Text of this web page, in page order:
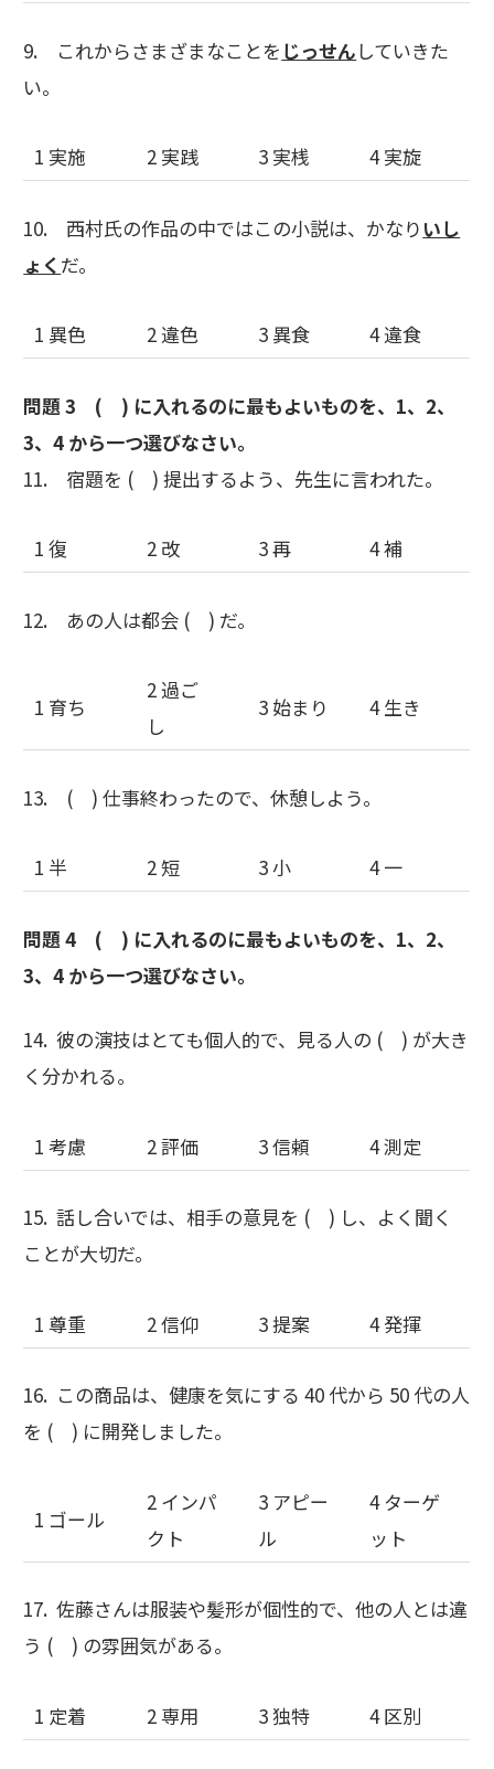
9. これからさまざまなことを じっせん していきた
い。
1 実施 2 実践 3 実桟 4 実旋
10. 西村氏の作品の中ではこの小説は、かなり いし
ょく だ。
1 異色 2 違色 3 異食 4 違食
問題 3 ( ) に入れるのに最もよいものを、1、2、
3、4 から一つ選びなさい。
11. 宿題を ( ) 提出するよう、先生に言われた。
1 復 2 改 3 再 4 補
12. あの人は都会 ( ) だ。
1 育ち
2 過ご
し
3 始まり 4 生き
13. ( ) 仕事終わったので、休憩しよう。
1 半 2 短 3 小 4 一
問題 4 ( ) に入れるのに最もよいものを、1、2、
3、4 から一つ選びなさい。
14. 彼の演技はとても個人的で、見る人の ( ) が大き
く分かれる。
1 考慮 2 評価 3 信頼 4 測定
15. 話し合いでは、相手の意見を ( ) し、よく聞く
ことが大切だ。
1 尊重 2 信仰 3 提案 4 発揮
16. この商品は、健康を気にする 40 代から 50 代の人
を ( ) に開発しました。
1 ゴール
2 インパ
クト
3 アピー
ル
4 ターゲ
ット
17. 佐藤さんは服装や髪形が個性的で、他の人とは違
う ( ) の雰囲気がある。
1 定着 2 専用 3 独特 4 区別